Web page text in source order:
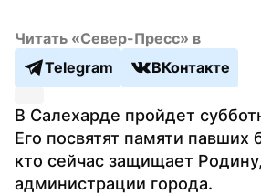
Читать «Север-Пресс» в
Telegram
ВКонтакте
В Салехарде пройдет
Его посвятят памяти павших
кто сейчас защищает
администрации города.